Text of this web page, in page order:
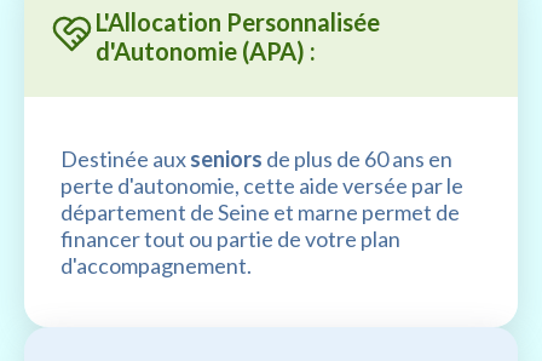
L'Allocation Personnalisée
d'Autonomie (APA) :
Destinée auxseniors de plus de 60 ans en
perte d'autonomie, cette aide versée par le
département de Seine et marne permet de
financer tout ou partie de votre plan
d'accompagnement.